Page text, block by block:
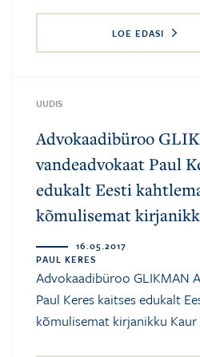
LOE EDASI
UUDIS
Advokaadibüroo
vandeadvokaat Paul
edukalt Eesti
kõmulisemat
16.05.2017
PAUL KERES
Advokaadibüroo GLIKMAN
Paul Keres kaitses edukalt
kõmulisemat kirjanikku